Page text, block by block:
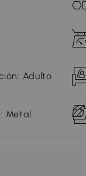
Adulto
Metal